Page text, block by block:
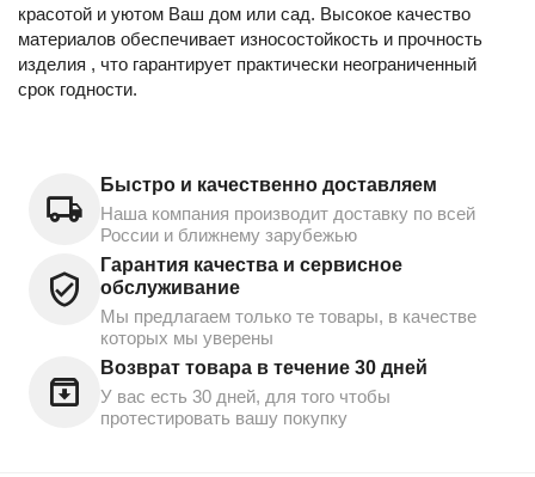
красотой и уютом Ваш дом или сад. Высокое качество
материалов обеспечивает износостойкость и прочность
изделия , что гарантирует практически неограниченный
срок годности.
Быстро и качественно доставляем
Наша компания производит доставку по всей
России и ближнему зарубежью
Гарантия качества и сервисное
обслуживание
Мы предлагаем только те товары, в качестве
которых мы уверены
Возврат товара в течение 30 дней
У вас есть 30 дней, для того чтобы
протестировать вашу покупку